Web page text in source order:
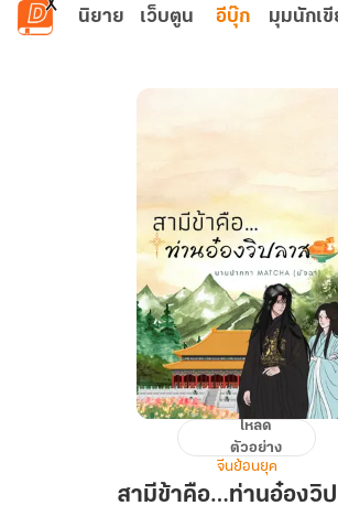
ข้ามไปยังเนื้อหาหลัก
นิยาย เว็บตูน อีบุ๊ก มุมนักเ
คือ…
โหลด
ตัวอย่าง
จีนย้อนยุค
สามีข้าคือ…ท่านอ๋องวิ